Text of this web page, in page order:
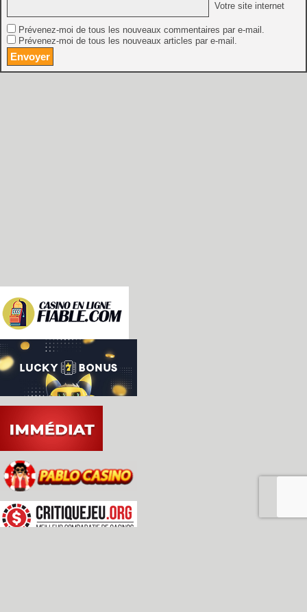
Votre site internet
Prévenez-moi de tous les nouveaux commentaires par e-mail.
Prévenez-moi de tous les nouveaux articles par e-mail.